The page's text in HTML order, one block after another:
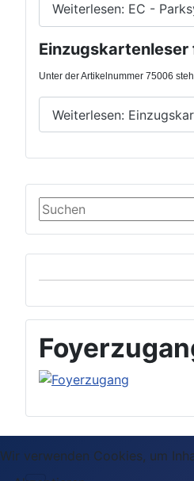
suchen
Weiterlesen: EC -
Unter der Artikelnummer 75006
Weiterlesen:
Wir verwenden Cookies, um